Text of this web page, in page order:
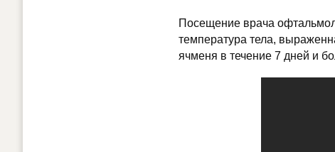
Посещение врача
температура тела,
ячменя в течение 7 дней и